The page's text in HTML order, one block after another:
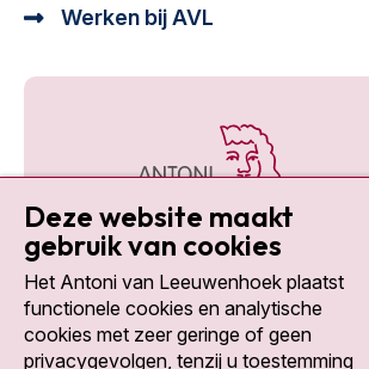
Werken bij AVL
Social media
Deze website maakt
gebruik van cookies
Het Antoni van Leeuwenhoek plaatst
functionele cookies en analytische
cookies met zeer geringe of geen
privacygevolgen, tenzij u toestemming